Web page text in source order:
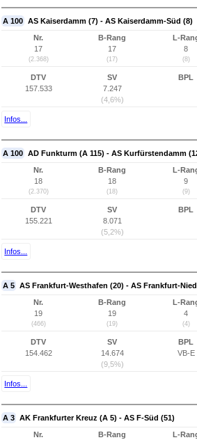
A 100 AS Kaiserdamm (7) - AS Kaiserdamm-Süd (8)
Nr.
17
(2.368)
B-Rang
17
(17)
L-
8
(8)
DTV
157.533
SV
7.247
(4,6%)
BPL
Infos...
A 100 AD Funkturm (A 115) - AS Kurfürstendamm
Nr.
18
(2.370)
B-Rang
18
(18)
L-
9
(9)
DTV
155.221
SV
8.071
(5,2%)
BPL
Infos...
A 5 AS Frankfurt-Westhafen (20) - AS Frankfurt-
Nr.
19
(466)
B-Rang
19
(19)
L-
4
(4)
DTV
154.462
SV
14.674
(9,5%)
BPL
VB-E
Infos...
A 3 AK Frankfurter Kreuz (A 5) - AS F-Süd (51)
Nr.
B-Rang
L-